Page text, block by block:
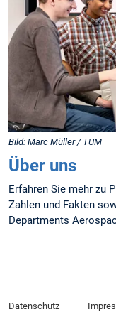
Bild: Marc Müller / TUM
Über uns
Erfahren Sie mehr zu
Zahlen und Fakten
Departments
Datenschutz